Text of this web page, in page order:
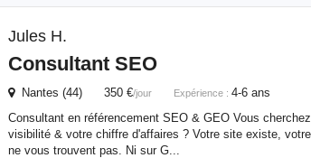
Jules H.
Consultant SEO
Nantes (44) 350 €/jour Expérience : 4-6 ans
Consultant en référencement SEO & GEO Vous
visibilité & votre chiffre d'affaires ? Votre site existe,
ne vous trouvent pas. Ni sur G...